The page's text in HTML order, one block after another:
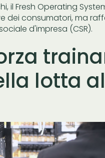
il Fresh Operating
dei consumatori, ma
d'impresa (CSR).
lotta